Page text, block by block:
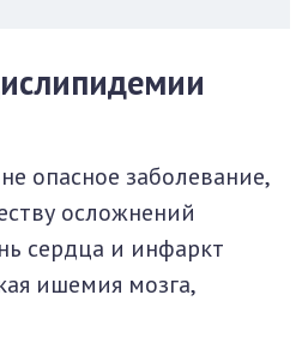
опасное заболевание,
осложнений
сердца и инфаркт
ишемия мозга,